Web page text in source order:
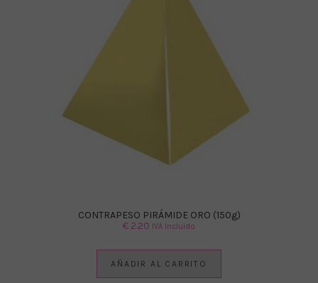
CONTRAPESO PIRÁMIDE ORO (150g)
€ 2.20 IVA Incluido
AÑADIR AL CARRITO